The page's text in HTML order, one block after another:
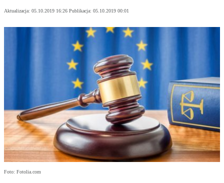
Aktualizacja: 05.10.2019 16:26 Publikacja: 05.10.2019 00:01
Foto: Fotolia.com